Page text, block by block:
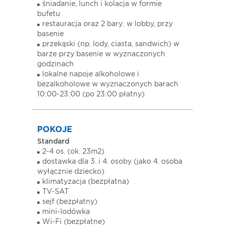
śniadanie, lunch i kolacja w formie
bufetu
restauracja oraz 2 bary: w lobby, przy
basenie
przekąski (np. lody, ciasta, sandwich) w
barze przy basenie w wyznaczonych
godzinach
lokalne napoje alkoholowe i
bezalkoholowe w wyznaczonych barach
10:00-23:00 (po 23:00 płatny)
POKOJE
Standard
2-4 os. (ok. 23m2)
dostawka dla 3. i 4. osoby (jako 4. osoba
wyłącznie dziecko)
klimatyzacja (bezpłatna)
TV-SAT
sejf (bezpłatny)
mini-lodówka
Wi-Fi (bezpłatne)